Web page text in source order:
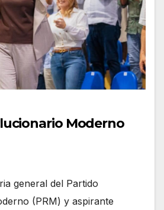
Moderno
general del Partido
(PRM) y aspirante